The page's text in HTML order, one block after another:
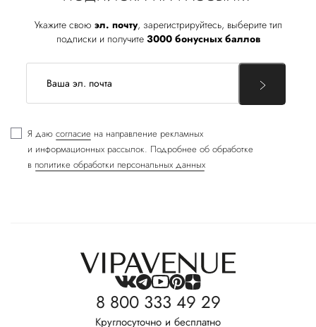
Укажите свою эл. почту, зарегистрируйтесь, выберите тип
подписки и получите 3000 бонусных баллов
Я даю согласие на направление рекламных
и информационных рассылок. Подробнее об обработке
в политике обработки персональных данных
8 800 333 49 29
Круглосуточно и бесплатно